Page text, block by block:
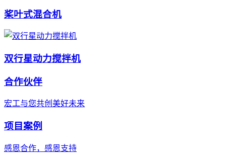
桨叶式混合机
双行星动力搅拌机
合作伙伴
宏工与您共创美好未来
项目案例
感恩合作，感恩支持